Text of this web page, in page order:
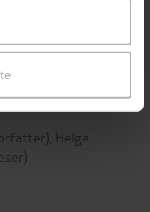
LYDBOK
Helge